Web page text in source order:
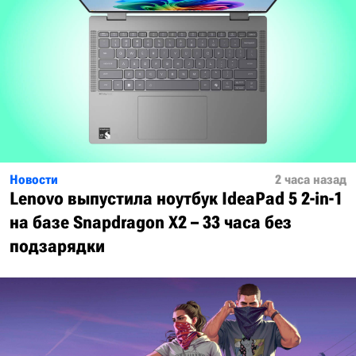
Новости 2 часа назад
Lenovo выпустила ноутбук IdeaPad 5 2-in-1
на базе Snapdragon X2 – 33 часа без
подзарядки